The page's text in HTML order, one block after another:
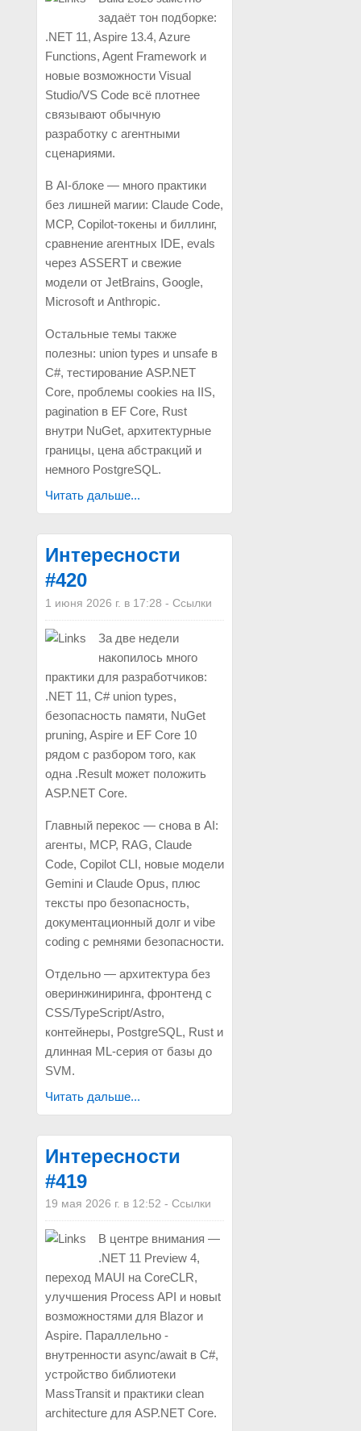
задаёт тон подборке:
.NET 11, Aspire 13.4, Azure
Functions, Agent Framework и
новые возможности Visual
Studio/VS Code всё плотнее
связывают обычную
разработку с агентными
сценариями.
В AI-блоке — много практики
без лишней магии: Claude Code,
MCP, Copilot-токены и биллинг,
сравнение агентных IDE, evals
через ASSERT и свежие
модели от JetBrains, Google,
Microsoft и Anthropic.
Остальные темы также
полезны: union types и unsafe в
C#, тестирование ASP.NET
Core, проблемы cookies на IIS,
pagination в EF Core, Rust
внутри NuGet, архитектурные
границы, цена абстракций и
немного PostgreSQL.
Читать дальше...
Интересности
#420
1 июня 2026 г. в 17:28 - Ссылки
За две недели
накопилось много
практики для разработчиков:
.NET 11, C# union types,
безопасность памяти, NuGet
pruning, Aspire и EF Core 10
рядом с разбором того, как
одна .Result может положить
ASP.NET Core.
Главный перекос — снова в AI:
агенты, MCP, RAG, Claude
Code, Copilot CLI, новые модели
Gemini и Claude Opus, плюс
тексты про безопасность,
документационный долг и vibe
coding с ремнями безопасности.
Отдельно — архитектура без
оверинжиниринга, фронтенд с
CSS/TypeScript/Astro,
контейнеры, PostgreSQL, Rust и
длинная ML-серия от базы до
SVM.
Читать дальше...
Интересности
#419
19 мая 2026 г. в 12:52 - Ссылки
В центре внимания —
.NET 11 Preview 4,
переход MAUI на CoreCLR,
улучшения Process API и новыt
возможностями для Blazor и
Aspire. Параллельно -
внутренности async/await в C#,
устройство библиотеки
MassTransit и практики clean
architecture для ASP.NET Core.